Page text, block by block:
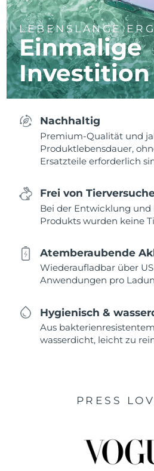
LEBENSLANGE
Einmalige
Investition
Nachhaltig
Premium-Qualität und
Produktlebensdauer,
Ersatzteile erforderlich
Frei von
Bei der Entwicklung und
Produkts wurden keine
Atemberaubende
Wiederaufladbar über
Anwendungen pro
Hygienisch &
Aus bakterienresistentem
wasserdicht, leicht zu
PRESS